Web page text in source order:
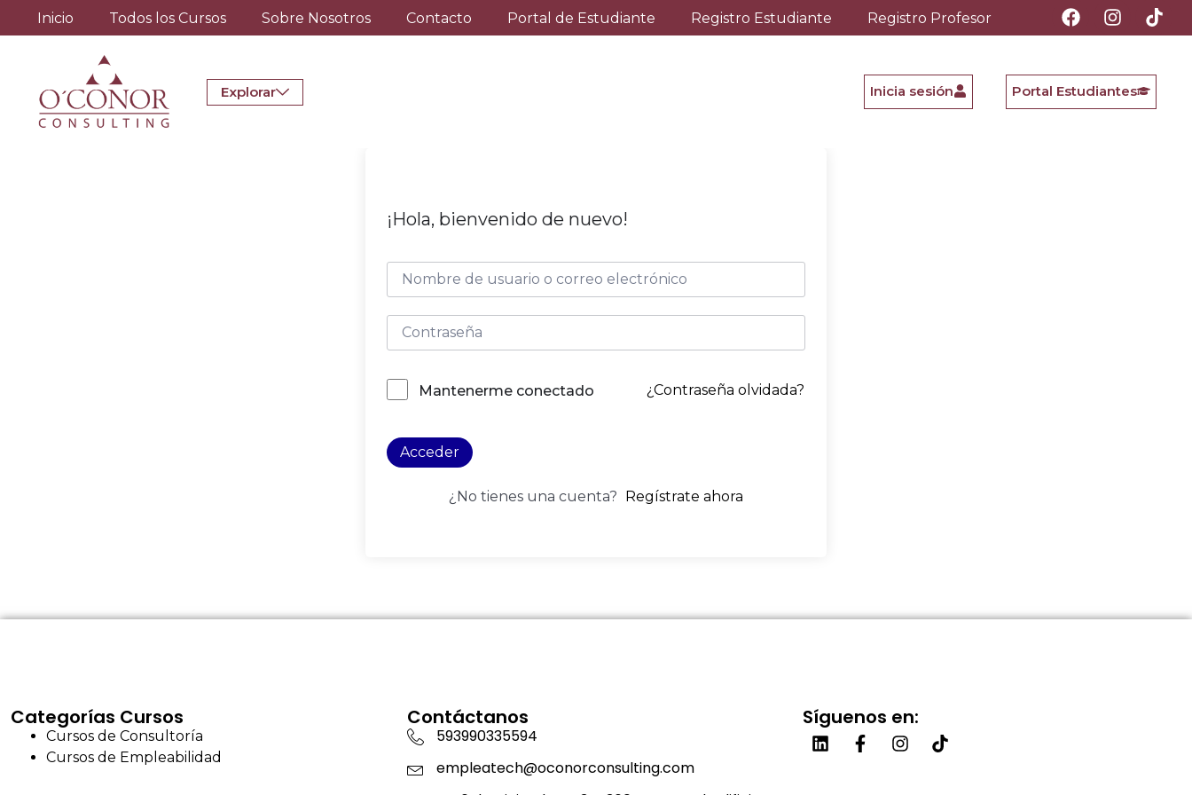
Inicio Todos los Cursos Sobre Nosotros Contacto Portal de Estudiante Registro Estudiante Registro Profesor
Explorar Inicia sesión Portal Estudiantes
¡Hola, bienvenido de nuevo!
Mantenerme conectado ¿Contraseña olvidada?
Acceder
¿No tienes una cuenta? Regístrate ahora
Categorías Cursos
Cursos de Consultoría
Cursos de Empleabilidad
Contáctanos
593990335594
empleatech@oconorconsulting.com
Síguenos en: